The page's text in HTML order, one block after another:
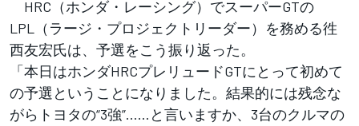
HRC（ホンダ・レーシング）でスーパーGTの
LPL（ラージ・プロジェクトリーダー）を務める徃
西友宏氏は、予選をこう振り返った。
「本日はホンダHRCプレリュードGTにとって初めて
の予選ということになりました。結果的には残念な
がらトヨタの“3強”……と言いますか、3台のクルマの